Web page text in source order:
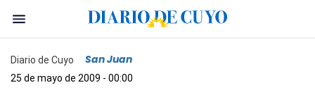
Diario de Cuyo San Juan
25 de mayo de 2009 - 00:00